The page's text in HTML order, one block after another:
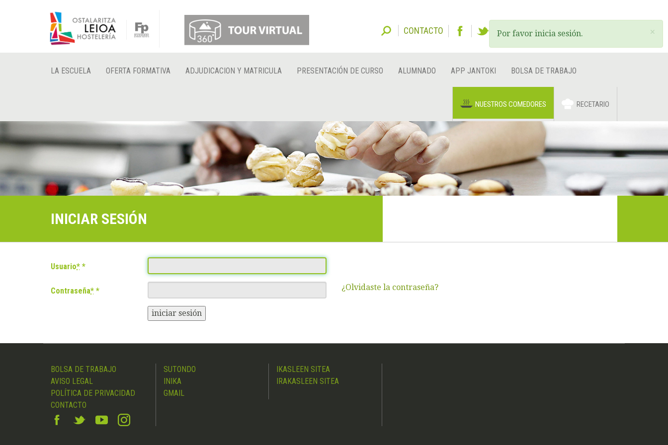
CONTACTO ES
LA ESCUELA OFERTA FORMATIVA ADJUDICACION Y MATRICULA PRESENTACIÓN DE CURSO ALUMNADO APP JANTOKI BOLSA DE TRABAJO
NUESTROS COMEDORES RECETARIO
×
Por favor inicia sesión.
INICIAR SESIÓN
Usuario*
Contraseña* ¿Olvidaste la contraseña?
iniciar sesión
BOLSA DE TRABAJO
AVISO LEGAL
POLÍTICA DE PRIVACIDAD
CONTACTO
SUTONDO
INIKA
GMAIL
IKASLEEN SITEA
IRAKASLEEN SITEA